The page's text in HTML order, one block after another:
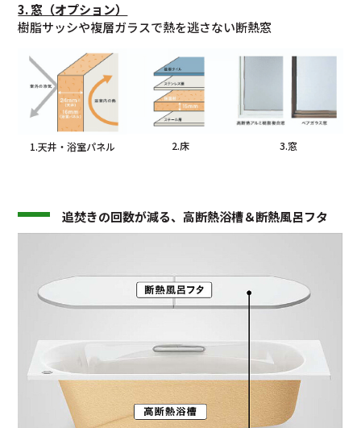
3. 窓（オプション）
樹脂サッシや複層ガラスで熱を逃さない断熱窓
1.天井・浴室パネル 2.床 3.窓
追焚きの回数が減る、高断熱浴槽＆断熱風呂フタ